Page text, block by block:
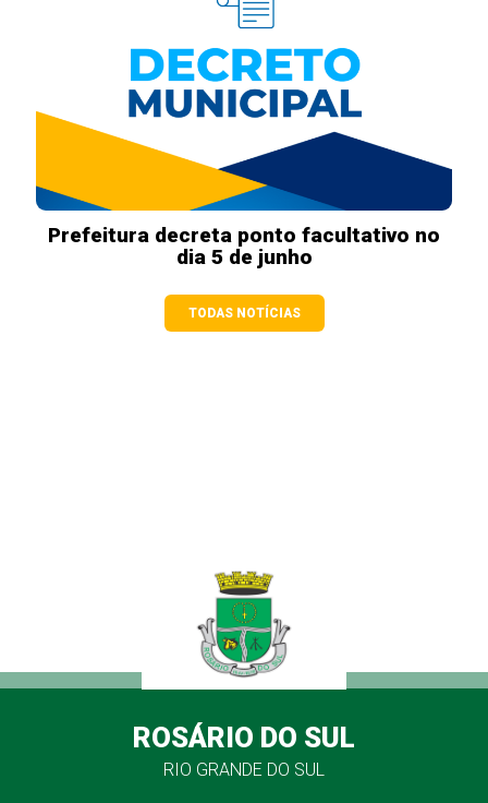
Prefeitura decreta ponto facultativo no
dia 5 de junho
TODAS NOTÍCIAS
ROSÁRIO DO SUL
RIO GRANDE DO SUL